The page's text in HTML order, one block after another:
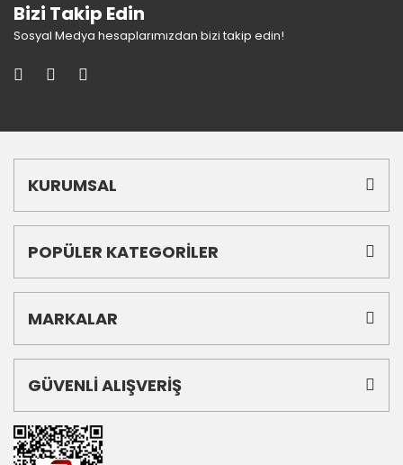
Bizi Takip Edin
Sosyal Medya hesaplarımızdan bizi takip edin!
KURUMSAL
POPÜLER KATEGORİLER
MARKALAR
GÜVENLİ ALIŞVERİŞ